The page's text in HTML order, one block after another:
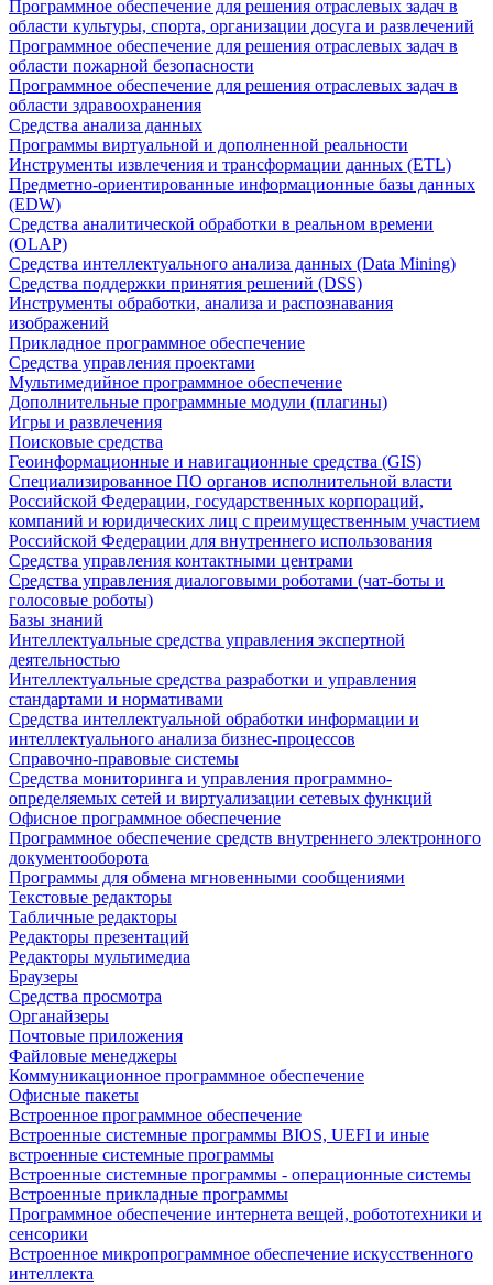
Программное обеспечение для решения отраслевых задач в
области культуры, спорта, организации досуга и развлечений
Программное обеспечение для решения отраслевых задач в
области пожарной безопасности
Программное обеспечение для решения отраслевых задач в
области здравоохранения
Средства анализа данных
Программы виртуальной и дополненной реальности
Инструменты извлечения и трансформации данных (ETL)
Предметно-ориентированные информационные базы данных
(EDW)
Средства аналитической обработки в реальном времени
(OLAP)
Средства интеллектуального анализа данных (Data Mining)
Средства поддержки принятия решений (DSS)
Инструменты обработки, анализа и распознавания
изображений
Прикладное программное обеспечение
Средства управления проектами
Мультимедийное программное обеспечение
Дополнительные программные модули (плагины)
Игры и развлечения
Поисковые средства
Геоинформационные и навигационные средства (GIS)
Специализированное ПО органов исполнительной власти
Российской Федерации, государственных корпораций,
компаний и юридических лиц с преимущественным участием
Российской Федерации для внутреннего использования
Средства управления контактными центрами
Средства управления диалоговыми роботами (чат-боты и
голосовые роботы)
Базы знаний
Интеллектуальные средства управления экспертной
деятельностью
Интеллектуальные средства разработки и управления
стандартами и нормативами
Средства интеллектуальной обработки информации и
интеллектуального анализа бизнес-процессов
Справочно-правовые системы
Средства мониторинга и управления программно-
определяемых сетей и виртуализации сетевых функций
Офисное программное обеспечение
Программное обеспечение средств внутреннего электронного
документооборота
Программы для обмена мгновенными сообщениями
Текстовые редакторы
Табличные редакторы
Редакторы презентаций
Редакторы мультимедиа
Браузеры
Средства просмотра
Органайзеры
Почтовые приложения
Файловые менеджеры
Коммуникационное программное обеспечение
Офисные пакеты
Встроенное программное обеспечение
Встроенные системные программы BIOS, UEFI и иные
встроенные системные программы
Встроенные системные программы - операционные системы
Встроенные прикладные программы
Программное обеспечение интернета вещей, робототехники и
сенсорики
Встроенное микропрограммное обеспечение искусственного
интеллекта